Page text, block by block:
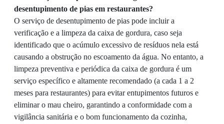
desentupimento de pias em restaurantes?
O serviço de desentupimento de pias pode incluir a
verificação e a limpeza da caixa de gordura, caso seja
identificado que o acúmulo excessivo de resíduos nela está
causando a obstrução no escoamento da água. No entanto, a
limpeza preventiva e periódica da caixa de gordura é um
serviço específico e altamente recomendado (a cada 1 a 2
meses para restaurantes) para evitar entupimentos futuros e
eliminar o mau cheiro, garantindo a conformidade com a
vigilância sanitária e o bom funcionamento da cozinha,